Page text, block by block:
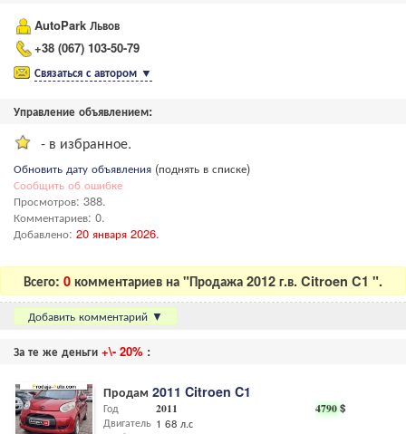
AutoPark Львов
+38 (067) 103-50-79
Связаться с автором ▼
Управление объявлением:
- в избранное.
Обновить дату объявления (поднять в списке)
Сообщить об ошибке
Просмотров: 388.
Комментариев: 0.
Добавлено: 20 января 2026.
Всего: 0 комментариев на "Продажа 2012 г.в. Citroen C1 ".
Добавить комментарий ▼
За те же деньги +\- 20% :
Продам 2011 Citroen C1
4790$
Год
Двигатель
2011
1 68 л.с